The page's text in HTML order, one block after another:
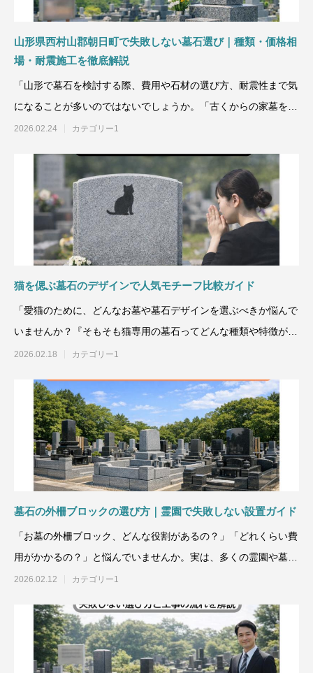
山形県西村山郡朝日町で失敗しない墓石選び｜種類・価格相
場・耐震施工を徹底解説
「山形で墓石を検討する際、費用や石材の選び方、耐震性まで気
になることが多いのではないでしょうか。「古くからの家墓を守
りたい」「最新のデザ
2026.02.24 カテゴリー1
猫を偲ぶ墓石のデザインで人気モチーフ比較ガイド
「愛猫のために、どんなお墓や墓石デザインを選ぶべきか悩んで
いませんか？『そもそも猫専用の墓石ってどんな種類や特徴があ
るの？』『費用や素材
2026.02.18 カテゴリー1
墓石の外柵ブロックの選び方｜霊園で失敗しない設置ガイド
「お墓の外柵ブロック、どんな役割があるの？」「どれくらい費
用がかかるの？」と悩んでいませんか。実は、多くの霊園や墓地
の【8割
2026.02.12 カテゴリー1